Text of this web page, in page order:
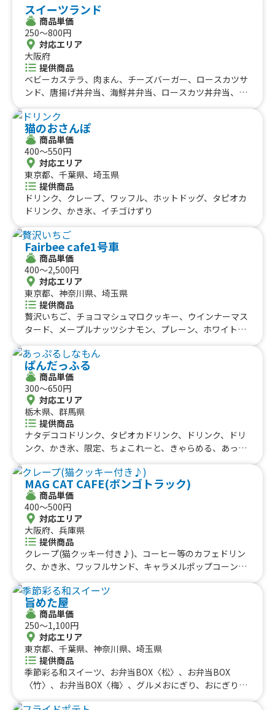
程度)、アイスソフトクリーム【数量限定】(2種類程度)、
いちご果肉アイス、綿菓子、肉巻きおにぎり棒、スイーツ
店の唐揚げ、トリュフ ロールドッグ ソーセージ(その他7種
類程度)、ティラミスカップ(その他5種類程度)、ワッフル
ソーセージ(その他5種類程度)、おしるこ、シフォン スキ
ュア【マンゴー・パインのケーキ串】、ラテドリンク缶
(その他７種類程度)、ショコラリッチフラッペ、キャラメ
ルマキアートフラッペ、抹茶リッチフラッペ(宇治抹茶)、
冷やしゴロゴロ果肉・果汁１００% ドリンク、ハワイア
ンブルーソーダ(その他7種類程度)、コーンクリームポター
ジュ(Hot & Cold)、タピオカミルクティー(Hot & Cold)、
アイス・ホットコーヒー(その他3種類程度)、フレーバー濃
厚ミルク(Hot & Cold/その他4種類程度)、かき氷(フワフワ
練乳かき氷・ホイップ練乳かき氷・10種類程度)、ホット
紅茶(その他4種類程度)、スイーツたい焼き(その他5種類程
度)、岸辺祭り限定 ●ケチャップ＆マヨネーズ ロールド
ッグ●ケチャップ ロールドッグ、鶴見緑地フェスタ・PAR
K JAM【限定】・バナナ＆ミックスベリーケーキ缶
ス風クレープ、ソーセージツナ、ハムツナサラダ、ハムサ
ラダ、ツナサラダ、ホットクレープ、和風白玉あずきクレ
ープ、ジェラートアイスクリーム、フレーバーミルク、買
取用メニュー、アイスドリンク、アイスクリームトッピン
グ、コーンスープ、ドリンク、カキ氷
スイーツランド
商品単価
250〜800円
対応エリア
大阪府
提供商品
ベビーカステラ、肉まん、チーズバーガー、ロースカツサ
ンド、唐揚げ丼弁当、海鮮丼弁当、ロースカツ丼弁当、フ
ジー、タピオカミルクティー、チュロス、白玉ココア、ク
リームソーダ、フルーツあめ、ハンバーガー、タマネギ丸
ごとスープ、焼き鳥、ポップコーン、フランクフルト、フ
ルーツポンチ、ロコモコ丼、たこせんべい、テリヤキバー
ガー、ピザ、ホイップ付きチュロス、ワッフルホットサン
ド、パフェ、バナナスムージー、わたあめ、ソフトクリー
ム、ソフトドリンク、フライドポテト、本格果肉入りかき
氷パフェ
猫のおさんぽ
商品単価
400〜550円
対応エリア
東京都、千葉県、埼玉県
提供商品
ドリンク、クレープ、ワッフル、ホットドッグ、タピオカ
ドリンク、かき氷、イチゴけずり
Fairbee cafe1号車
商品単価
400〜2,500円
対応エリア
東京都、神奈川県、埼玉県
提供商品
贅沢いちご、チョコマシュマロクッキー、ウインナーマス
タード、メープルナッツシナモン、プレーン、ホワイトコ
プアーモンド、抹茶あんこ、バラエティ4、バラエティ6、
ツナマヨ韓国のり、サラミピザ、BLTボロネーゼ、くるみ
ハムチーズ、ホット銀毫ジャスミン茶ラテ、アイス銀毫ジ
ャスミン茶ラテ、アイス宇治抹茶ラテ、ホット宇治抹茶ラ
テ、アイスハニーラテ、ホットハニーラテ、グァバ＆マン
ゴー スムージー、ハニー＆パイナップルスムージー
ぱんだっふる
商品単価
300〜650円
対応エリア
栃木県、群馬県
提供商品
ナタデココドリンク、タピオカドリンク、ドリンク、ドリ
ンク、かき氷、限定、ちょこれーと、きゃらめる、あっぷ
MAG CAT CAFE(ボンゴトラック)
商品単価
400〜500円
対応エリア
大阪府、兵庫県
提供商品
クレープ(猫クッキー付き♪)、コーヒー等のカフェドリン
ク、かき氷、ワッフルサンド、キャラメルポップコーン、
取】コーヒー等のカフェドリンク、【買取】クレープ
旨めた屋
商品単価
250〜1,100円
対応エリア
東京都、千葉県、神奈川県、埼玉県
提供商品
季節彩る和スイーツ、お弁当BOX〈松〉、お弁当BOX
〈竹〉、お弁当BOX〈梅〉、グルメおにぎり、おにぎり、